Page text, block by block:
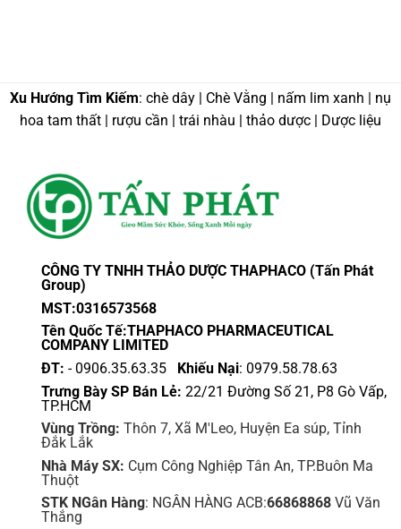
Xu Hướng Tìm Kiếm: chè dây | Chè Vằng | nấm lim xanh | nụ
hoa tam thất | rượu cần | trái nhàu | thảo dược | Dược liệu
CÔNG TY TNHH THẢO DƯỢC THAPHACO (Tấn Phát
Group)
MST:0316573568
Tên Quốc Tế:THAPHACO PHARMACEUTICAL
COMPANY LIMITED
ĐT: - 0906.35.63.35 Khiếu Nại: 0979.58.78.63
Trưng Bày SP Bán Lẻ: 22/21 Đường Số 21, P8 Gò Vấp,
TP.HCM
Vùng Trồng: Thôn 7, Xã M'Leo, Huyện Ea súp, Tỉnh
Đắk Lắk
Nhà Máy SX: Cụm Công Nghiệp Tân An, TP.Buôn Ma
Thuột
STK NGân Hàng: NGÂN HÀNG ACB:66868868Vũ Văn
Thắng